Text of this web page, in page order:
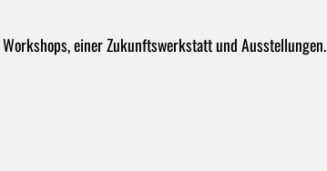
einer Zukunftswerkstatt und Ausstellungen.